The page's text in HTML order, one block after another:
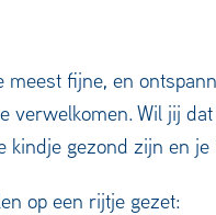
fijne, en
verwelkomen. Wil jij
kindje gezond zijn en
op een rijtje gezet: